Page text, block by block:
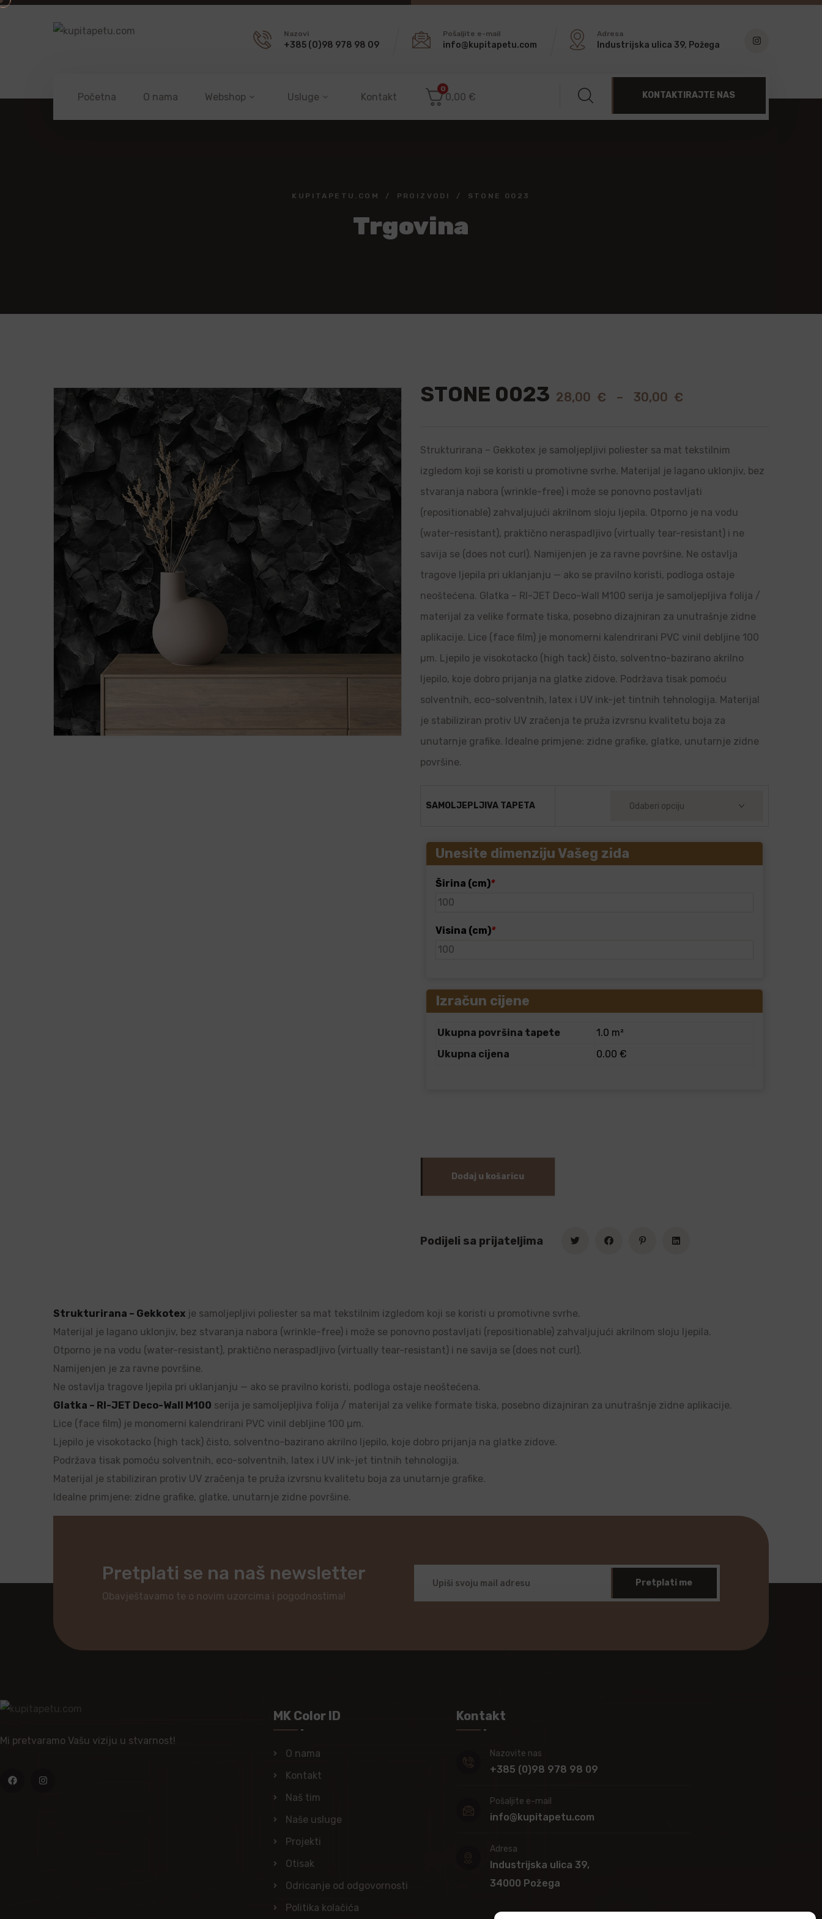
Nazovi
+385 (0)98 978 98 09
Pošaljite e-mail
info@kupitapetu.com
Adresa
Industrijska ulica 39, Požega
Početna O nama Webshop Usluge Kontakt
0
0,00 € KONTAKTIRAJTE NAS
KUPITAPETU.COM PROIZVODI STONE 0023
Trgovina
🔍
STONE 0023 28,00 € – 30,00 €
Strukturirana – Gekkotex je samoljepljivi poliester sa mat tekstilnim
izgledom koji se koristi u promotivne svrhe. Materijal je lagano uklonjiv, bez
stvaranja nabora (wrinkle-free) i može se ponovno postavljati
(repositionable) zahvaljujući akrilnom sloju ljepila. Otporno je na vodu
(water-resistant), praktično neraspadljivo (virtually tear-resistant) i ne
savija se (does not curl). Namijenjen je za ravne površine. Ne ostavlja
tragove ljepila pri uklanjanju — ako se pravilno koristi, podloga ostaje
neoštećena. Glatka – RI-JET Deco-Wall M100 serija je samoljepljiva folija /
materijal za velike formate tiska, posebno dizajniran za unutrašnje zidne
aplikacije. Lice (face film) je monomerni kalendrirani PVC vinil debljine 100
µm. Ljepilo je visokotacko (high tack) čisto, solventno-bazirano akrilno
ljepilo, koje dobro prijanja na glatke zidove. Podržava tisak pomoću
solventnih, eco-solventnih, latex i UV ink-jet tintnih tehnologija. Materijal
je stabiliziran protiv UV zračenja te pruža izvrsnu kvalitetu boja za
unutarnje grafike. Idealne primjene: zidne grafike, glatke, unutarnje zidne
površine.
SAMOLJEPLJIVA TAPETA
Unesite dimenziju Vašeg zida
Širina (cm)*
Visina (cm)*
Izračun cijene
Ukupna površina tapete
1.0 m²
Ukupna cijena
0.00 €
Dodaj u košaricu
Podijeli sa prijateljima
Strukturirana – Gekkotex je samoljepljivi poliester sa mat tekstilnim izgledom koji se koristi u promotivne svrhe.
Materijal je lagano uklonjiv, bez stvaranja nabora (wrinkle-free) i može se ponovno postavljati (repositionable) zahvaljujući akrilnom sloju ljepila.
Otporno je na vodu (water-resistant), praktično neraspadljivo (virtually tear-resistant) i ne savija se (does not curl).
Namijenjen je za ravne površine.
Ne ostavlja tragove ljepila pri uklanjanju — ako se pravilno koristi, podloga ostaje neoštećena.
Glatka – RI-JET Deco-Wall M100 serija je samoljepljiva folija / materijal za velike formate tiska, posebno dizajniran za unutrašnje zidne aplikacije.
Lice (face film) je monomerni kalendrirani PVC vinil debljine 100 µm.
Ljepilo je visokotacko (high tack) čisto, solventno-bazirano akrilno ljepilo, koje dobro prijanja na glatke zidove.
Podržava tisak pomoću solventnih, eco-solventnih, latex i UV ink-jet tintnih tehnologija.
Materijal je stabiliziran protiv UV zračenja te pruža izvrsnu kvalitetu boja za unutarnje grafike.
Idealne primjene: zidne grafike, glatke, unutarnje zidne površine.
Pretplati se na naš newsletter
Obavještavamo te o novim uzorcima i pogodnostima!
Pretplati me
Mi pretvaramo Vašu viziju u stvarnost!
MK Color ID
O nama
Kontakt
Naš tim
Naše usluge
Projekti
Otisak
Odricanje od odgovornosti
Politika kolačića
Kontakt
Nazovite nas
+385 (0)98 978 98 09
Pošaljite e-mail
info@kupitapetu.com
Adresa
Industrijska ulica 39,
34000 Požega